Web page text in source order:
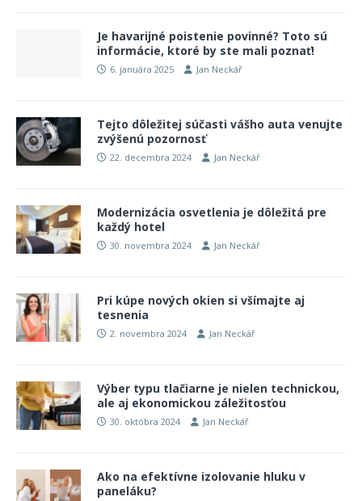
Je havarijné poistenie povinné? Toto sú
informácie, ktoré by ste mali poznať!
6. januára 2025 Jan Neckář
Tejto dôležitej súčasti vášho auta venujte
zvýšenú pozornosť
22. decembra 2024 Jan Neckář
Modernizácia osvetlenia je dôležitá pre
každý hotel
30. novembra 2024 Jan Neckář
Pri kúpe nových okien si všímajte aj
tesnenia
2. novembra 2024 Jan Neckář
Výber typu tlačiarne je nielen technickou,
ale aj ekonomickou záležitosťou
30. októbra 2024 Jan Neckář
Ako na efektívne izolovanie hluku v
paneláku?